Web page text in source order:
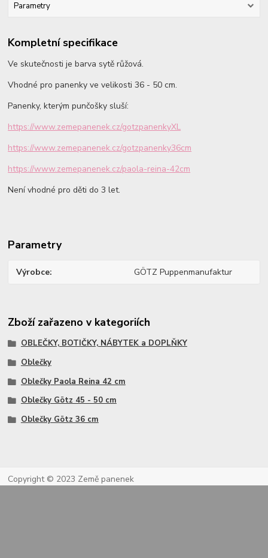
Parametry
Kompletní specifikace
Ve skutečnosti je barva sytě růžová.
Vhodné pro panenky ve velikosti 36 - 50 cm.
Panenky, kterým punčošky sluší:
https://www.zemepanenek.cz/gotzpanenkyXL
https://www.zemepanenek.cz/gotzpanenky36cm
https://www.zemepanenek.cz/paola-reina-42cm
Není vhodné pro děti do 3 let.
Parametry
Výrobce GÖTZ Puppenmanufaktur
Zboží zařazeno v kategoriích
OBLEČKY, BOTIČKY, NÁBYTEK a DOPLŇKY
Oblečky
Oblečky Paola Reina 42 cm
Oblečky Götz 45 - 50 cm
Oblečky Götz 36 cm
Copyright © 2023 Země panenek